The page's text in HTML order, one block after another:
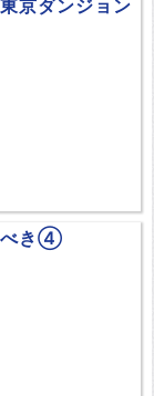
京ダンジョン
べき④